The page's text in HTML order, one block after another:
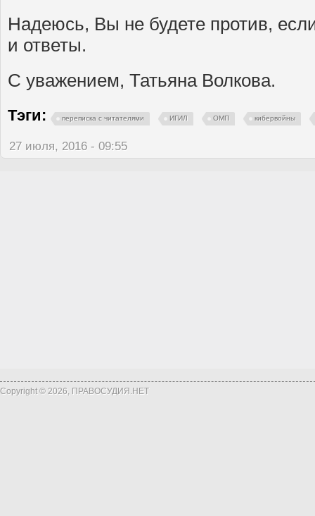
Надеюсь, Вы не будете против,
и ответы.
С уважением, Татьяна Волкова.
Тэги: переписка с читателями ИГИЛ ОМП кибервойны
27 июля, 2016 - 09:55
Copyright © 2026, ПРАВОСУДИЯ.НЕТ